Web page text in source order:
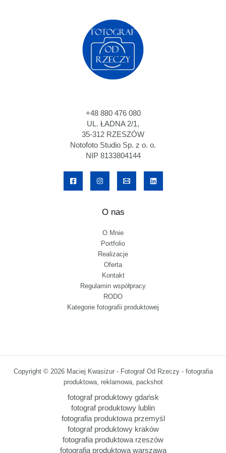
+48 880 476 080
UL. ŁADNA 2/1,
35-312 RZESZÓW
Notofoto Studio Sp. z o. o.
NIP 8133804144
O nas
O Mnie
Portfolio
Realizacje
Oferta
Kontakt
Regulamin współpracy
RODO
Kategorie fotografii produktowej
Copyright © 2026 Maciej Kwasiżur - Fotograf Od Rzeczy - fotografia
produktowa, reklamowa, packshot
fotograf produktowy gdańsk
fotograf produktowy lublin
fotografia produktowa przemyśl
fotograf produktowy kraków
fotografia produktowa rzeszów
fotografia produktowa warszawa